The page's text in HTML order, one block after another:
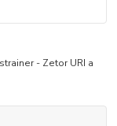
- Zetor URI a